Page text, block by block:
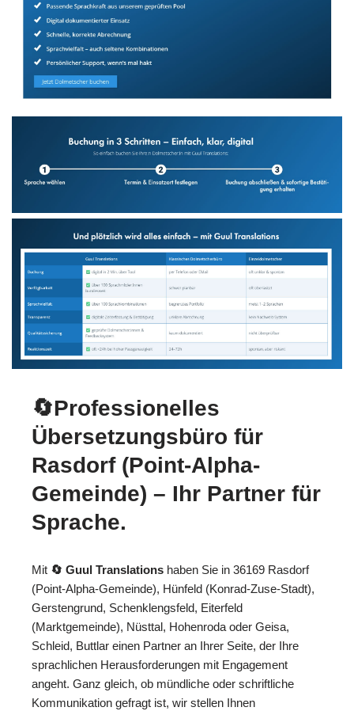
🔄Professionelles
Übersetzungsbüro für
Rasdorf (Point-Alpha-
Gemeinde) – Ihr Partner für
Sprache.
Mit 🔄 Guul Translations haben Sie in 36169 Rasdorf
(Point-Alpha-Gemeinde), Hünfeld (Konrad-Zuse-Stadt),
Gerstengrund, Schenklengsfeld, Eiterfeld
(Marktgemeinde), Nüsttal, Hohenroda oder Geisa,
Schleid, Buttlar einen Partner an Ihrer Seite, der Ihre
sprachlichen Herausforderungen mit Engagement
angeht. Ganz gleich, ob mündliche oder schriftliche
Kommunikation gefragt ist, wir stellen Ihnen